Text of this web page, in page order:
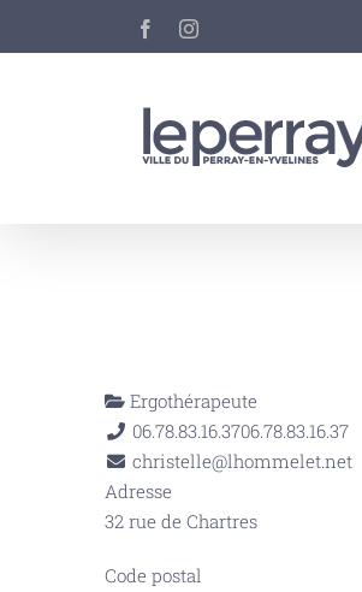
FacebookInstagram
Ergothérapeute
06.78.83.16.3706.78.83.16.37
christelle@lhommelet.net
Adresse
32 rue de Chartres
Code postal